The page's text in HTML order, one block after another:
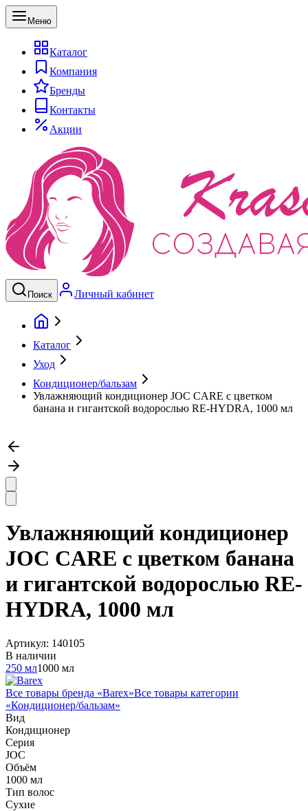
Меню
Каталог
Компания
Бренды
Контакты
Акции
Поиск Личный кабинет
Каталог
Уход
Кондиционер/бальзам
Увлажняющий кондиционер JOC CARE с цветком
банана и гигантской водорослью RE-HYDRA, 1000 мл
Увлажняющий кондиционер
JOC CARE с цветком банана
и гигантской водорослью RE-
HYDRA, 1000 мл
Артикул: 140105
В наличии
250 мл1000 мл
Все товары бренда «Barex»Все товары категории
«Кондиционер/бальзам»
Вид
Кондиционер
Серия
JOC
Объём
1000 мл
Тип волос
Сухие